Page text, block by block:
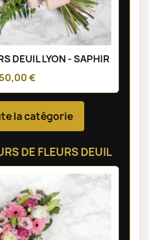
DEUIL LYON - SAPHIR
50,00 €
la catégorie
DE FLEURS DEUIL